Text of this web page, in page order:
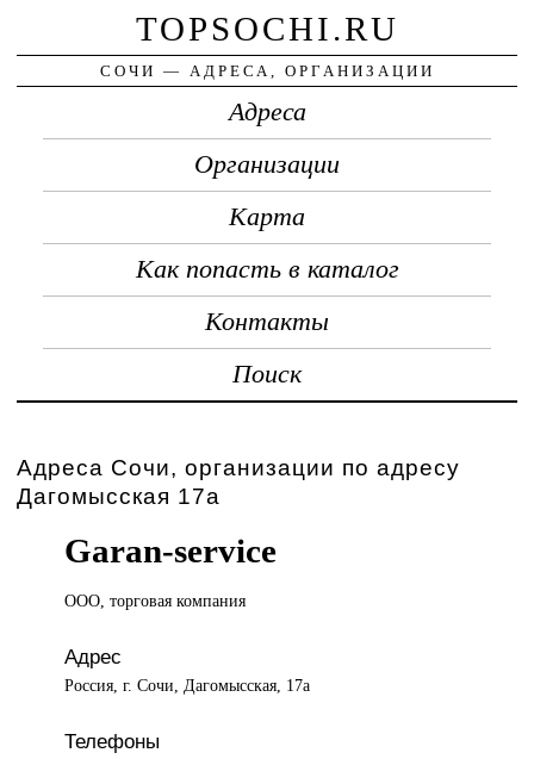
TOPSOCHI.RU
СОЧИ — АДРЕСА, ОРГАНИЗАЦИИ
Адреса
Организации
Карта
Как попасть в каталог
Контакты
Поиск
Адреса Сочи, организации по адресу
Дагомысская 17а
Garan-service
ООО, торговаякомпания
Адрес
Россия, г. Сочи, Дагомысская, 17а
Телефоны